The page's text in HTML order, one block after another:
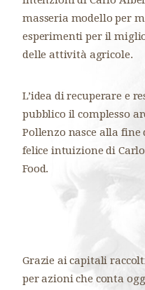
masseria modello per
esperimenti per il
delle attività agricole.
L’idea di recuperare e
pubblico il complesso
Pollenzo nasce alla
felice intuizione di
Food.
Grazie ai capitali
per azioni che conta